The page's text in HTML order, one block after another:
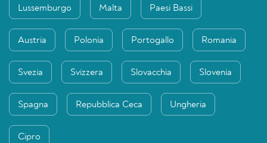
Lussemburgo Malta Paesi Bassi
Austria Polonia Portogallo Romania
Svezia Svizzera Slovacchia Slovenia
Spagna Repubblica Ceca Ungheria
Cipro